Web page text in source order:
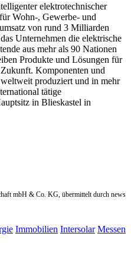
elektrotechnischer
Wohn-, Gewerbe- und
von rund 3 Milliarden
Unternehmen die elektrische
aus mehr als 90 Nationen
Produkte und Lösungen für
Zukunft. Komponenten und
produziert und in mehr
tätige
in Blieskastel in
mbH & Co. KG, übermittelt durch news
Immobilien Intersolar Messen